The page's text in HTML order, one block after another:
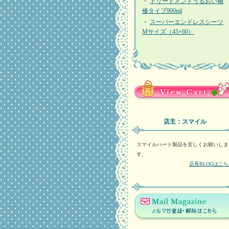
修タイプ900ml
・ スーパーエンドレスシーツ
Mサイズ（45×60）
店主：スマイル
スマイルハート製品を宜しくお願いしま
す。
店長BLOGはこ